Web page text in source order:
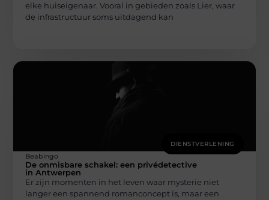
elke huiseigenaar. Vooral in gebieden zoals Lier, waar
de infrastructuur soms uitdagend kan
DIENSTVERLENING
Beabingo
De onmisbare schakel: een privédetective
in Antwerpen
Er zijn momenten in het leven waar mysterie niet
langer een spannend romanconcept is, maar een